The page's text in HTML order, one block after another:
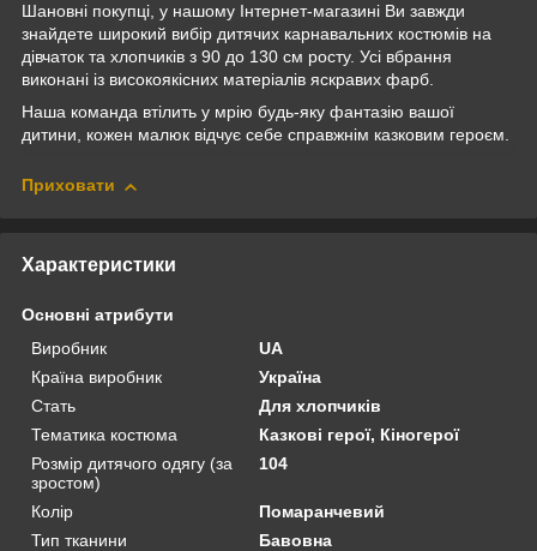
Шановні покупці, у нашому Інтернет-магазині Ви завжди
знайдете широкий вибір дитячих карнавальних костюмів на
дівчаток та хлопчиків з 90 до 130 см росту. Усі вбрання
виконані із високоякісних матеріалів яскравих фарб.
Наша команда втілить у мрію будь-яку фантазію вашої
дитини, кожен малюк відчує себе справжнім казковим героєм.
Приховати
Характеристики
Основні атрибути
Виробник
UA
Країна виробник
Україна
Стать
Для хлопчиків
Тематика костюма
Казкові герої, Кіногерої
Розмір дитячого одягу (за
зростом)
104
Колір
Помаранчевий
Тип тканини
Бавовна